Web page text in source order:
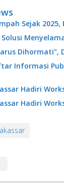
Sejak
Solusi
Dihormati”,
Informasi
Hadiri
Hadiri